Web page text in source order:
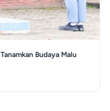
Budaya Malu